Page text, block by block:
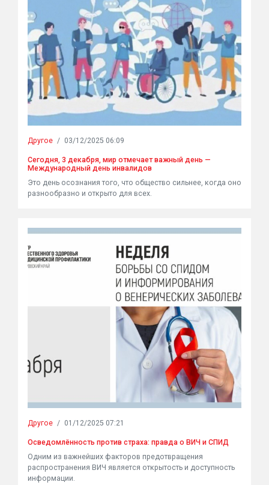
Другое / 03/12/2025 06:09
Сегодня, 3 декабря, мир отмечает важный день —
Международный день инвалидов
Это день осознания того, что общество сильнее, когда оно
разнообразно и открыто для всех.
Другое / 01/12/2025 07:21
Осведомлённость против страха: правда о ВИЧ и СПИД
Одним из важнейших факторов предотвращения
распространения ВИЧ является открытость и доступность
информации.